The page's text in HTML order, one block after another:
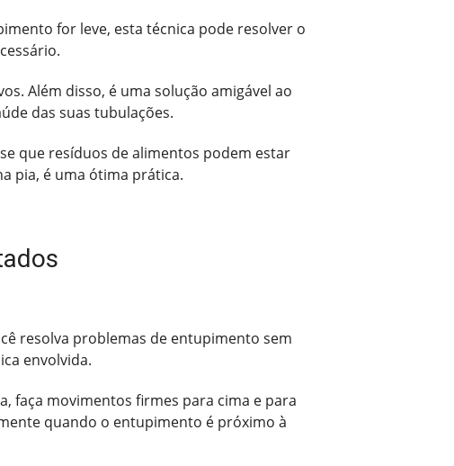
for leve, esta técnica pode resolver o
Além disso, é uma solução amigável ao
das suas tubulações.
que resíduos de alimentos podem estar
pia, é uma ótima prática.
resolva problemas de entupimento sem
envolvida.
faça movimentos firmes para cima e para
quando o entupimento é próximo à